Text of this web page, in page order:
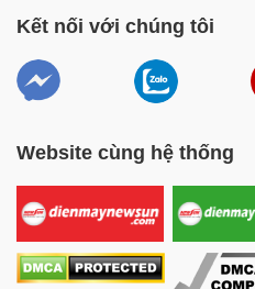
Kết nối với chúng tôi
Website cùng hệ thống